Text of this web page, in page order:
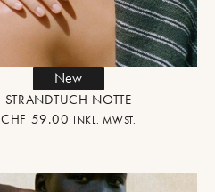
New
STRANDTUCH NOTTE
CHF 59.00 INKL. MWST.